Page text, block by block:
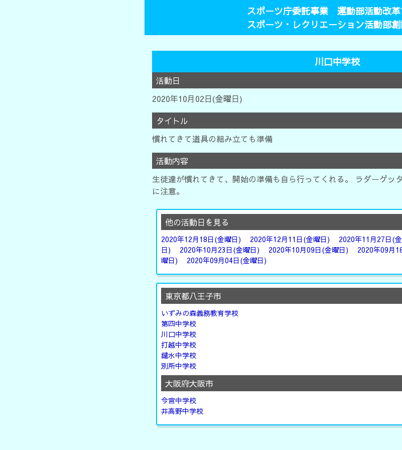
スポーツ庁委託事業 運動部活動改革
スポーツ・レクリエーション活動部
川口中学校
活動日
2020年10月02日(金曜日)
タイトル
慣れてきて道具の組み立ても準備
活動内容
生徒達が慣れてきて、開始の準備も自ら行ってくれる。 ラダーゲッ
に注意。
他の活動日を見る
2020年12月18日(金曜日) 2020年12月11日(金曜日) 2020年11月27日(
日)
2020年10月23日(金曜日) 2020年10月09日(金曜日) 2020年09月
曜日)
2020年09月04日(金曜日)
東京都八王子市
いずみの森義務教育学校
第四中学校
川口中学校
打越中学校
鑓水中学校
別所中学校
大阪府大阪市
今宮中学校
井高野中学校